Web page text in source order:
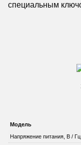
специальным
Модель
Напряжение питания, В / Гц